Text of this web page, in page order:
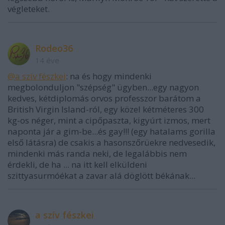
végleteket.
Rodeo36
@a szív fészkei: na és hogy mindenki
megbolonduljon "szépség" ügyben...egy nagyon
kedves, kétdiplomás orvos professzor barátom a
British Virgin Island-ról, egy közel kétméteres 300
kg-os néger, mint a cipőpaszta, kigyúrt izmos, mert
naponta jár a gim-be...és gay!!! (egy hatalams gorilla
első látásra) de csakis a hasonszőrüekre nedvesedik,
mindenki más randa neki, de legalábbis nem
érdekli, de ha ... na itt kell elküldeni
szittyasurmóékat a zavar alá döglött békának...
a szív fészkei